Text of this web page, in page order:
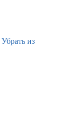
Убрать из